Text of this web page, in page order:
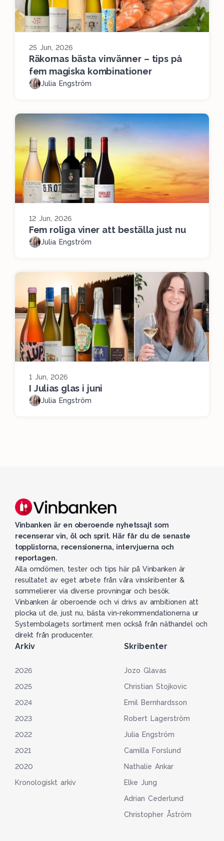
25 Jun, 2026
Räkornas bästa vinvänner – tips på
fem magiska kombinationer
Julia Engström
12 Jun, 2026
Fem roliga viner att beställa just nu
Julia Engström
1 Jun, 2026
I Julias glas i juni
Julia Engström
Vinbanken är en oberoende nyhetssajt som
recenserar vin, öl och sprit. Här får du de senaste
topplistorna, recensionerna, intervjuerna och
reportagen.
Alla omdömen, tester och tips här på Vinbanken är
resultatet av eget arbete från våra vinskribenter &
sommelierer via diverse provningar och besök.
Vinbanken är oberoende och vi drivs av ambitionen att
plocka ut de, just nu, bästa vin-rekommendationerna ur
Systembolagets sortiment men också från näthandel och
direkt från producenter.
Arkiv
2026
2025
2024
2023
2022
2021
2020
Kronologiskt arkiv
Skribenter
Jozo Glavas
Christian Stojkovic
Emil Bernhardsson
Robert Lagerström
Julia Engström
Camilla Forslund
Nathalie Ankar
Elke Jung
Adrian Cederlund
Christopher Åström